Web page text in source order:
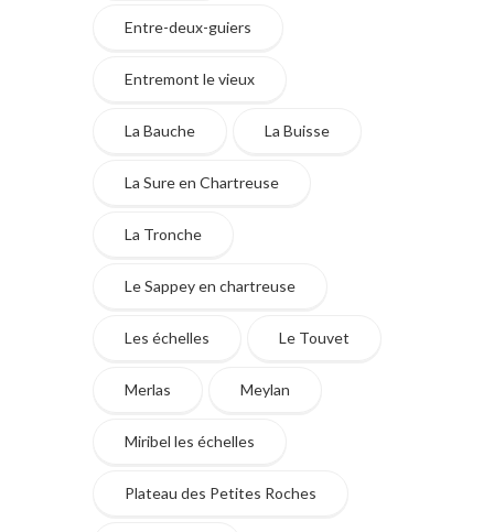
Entre-deux-guiers
Entremont le vieux
La Bauche La Buisse
La Sure en Chartreuse
La Tronche
Le Sappey en chartreuse
Les échelles Le Touvet
Merlas Meylan
Miribel les échelles
Plateau des Petites Roches